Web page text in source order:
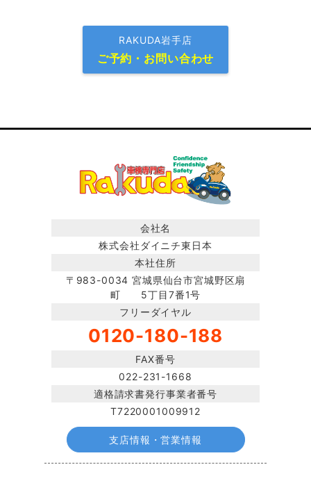
RAKUDA岩手店
ご予約・お問い合わせ
会社名
株式会社ダイニチ東日本
本社住所
〒983-0034 宮城県仙台市宮城野区扇
町 5丁目7番1号
フリーダイヤル
0120-180-188
FAX番号
022-231-1668
適格請求書発行事業者番号
T7220001009912
支店情報・営業情報